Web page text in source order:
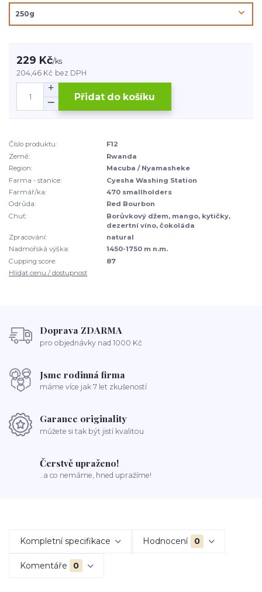
229 Kč/ks
204,46 Kč bez DPH
Přidat do košíku
Číslo produktu:
F12
Země:
Rwanda
Region:
Macuba / Nyamasheke
Farma - stanice:
Cyesha Washing Station
Farmář/ka:
470 smallholders
Odrůda:
Red Bourbon
Chuť:
Borůvkový džem, mango, kytičky,
dezertní víno, čokoláda
Zpracování:
natural
Nadmořská výška:
1450-1750 m n.m.
Cupping score:
87
Hlídat cenu / dostupnost
Doprava ZDARMA
pro objednávky nad 1000 Kč
Jsme rodinná firma
máme více jak 7 let zkušeností
Garance originality
můžete si tak být jistí kvalitou
Čerstvě upraženo!
..a co nemáme, hned upražíme!
Kompletní specifikace Hodnocení 0
Komentáře 0